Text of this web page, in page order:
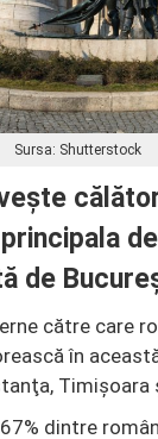
Sursa: Shutterstock
de
către care
în
Timişoara
dintre